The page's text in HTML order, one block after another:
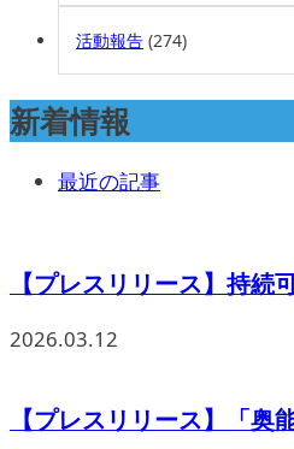
活動報告 (274)
新着情報
最近の記事
【プレスリリース】持
2026.03.12
【プレスリリース】「